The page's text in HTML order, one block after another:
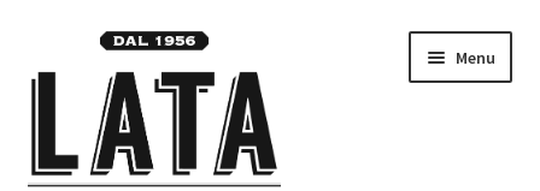
alla
navigazione
al
contenuto
Menu